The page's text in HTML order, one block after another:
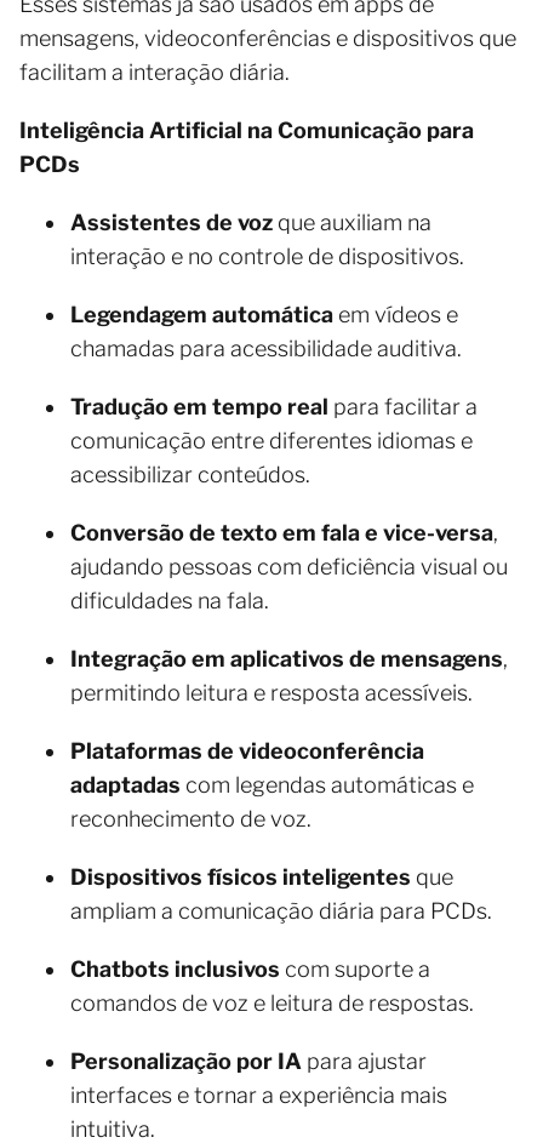
mensagens, videoconferências e dispositivos que
facilitam a interação diária.
Inteligência Artificial na Comunicação para
PCDs
Assistentes de voz que auxiliam na
interação e no controle de dispositivos.
Legendagem automática em vídeos e
chamadas para acessibilidade auditiva.
Tradução em tempo real para facilitar a
comunicação entre diferentes idiomas e
acessibilizar conteúdos.
Conversão de texto em fala e vice-versa,
ajudando pessoas com deficiência visual ou
dificuldades na fala.
Integração em aplicativos de mensagens,
permitindo leitura e resposta acessíveis.
Plataformas de videoconferência
adaptadas com legendas automáticas e
reconhecimento de voz.
Dispositivos físicos inteligentes que
ampliam a comunicação diária para PCDs.
Chatbots inclusivos com suporte a
comandos de voz e leitura de respostas.
Personalização por IA para ajustar
interfaces e tornar a experiência mais
intuitiva.